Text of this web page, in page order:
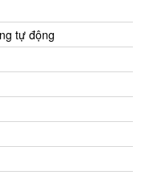
tự động